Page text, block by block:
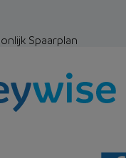
Spaarplan